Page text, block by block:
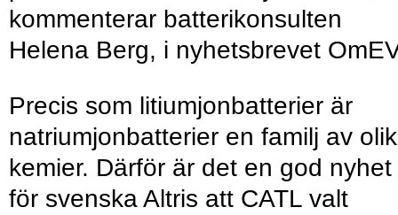
kommenterar batterikonsulten
Helena Berg, i nyhetsbrevet
Precis som litiumjonbatterier är
natriumjonbatterier en familj av
kemier. Därför är det en god nyhet
för svenska Altris att CATL valt